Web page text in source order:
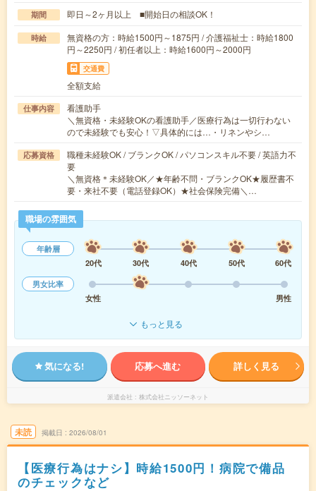
期間 即日～2ヶ月以上 ■開始日の相談OK！
時給
無資格の方：時給1500円～1875円 / 介護福祉士：時給1800
円～2250円 / 初任者以上：時給1600円～2000円
交通費
全額支給
仕事内容
看護助手
＼無資格・未経験OKの看護助手／医療行為は一切行わない
ので未経験でも安心！▽具体的には…・リネンやシ…
応募資格
職種未経験OK / ブランクOK / パソコンスキル不要 / 英語力不
要
＼無資格＊未経験OK／★年齢不問・ブランクOK★履歴書不
要・来社不要（電話登録OK）★社会保険完備＼…
職場の雰囲気
年齢層
20代
30代 40代 50代
60代
男女比率
女性
男性
もっと見る
気になる! 応募へ進む 詳しく見る
派遣会社 株式会社ニッソーネット
未読 掲載日 2026/08/01
【医療行為はナシ】時給1500円！病院で備品
のチェックなど